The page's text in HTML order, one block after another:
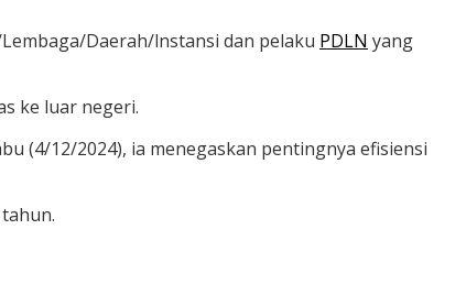
Daerah/lnstansi dan pelaku PDLN yang
ke luar negeri.
(4/12/2024), ia menegaskan pentingnya efisiensi